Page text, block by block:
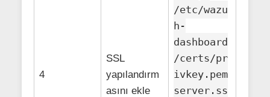
4
SSL
yapılandırm
asını ekle
/etc/wazu
h-
dashboard
/certs/pr
ivkey.pem
server.ss